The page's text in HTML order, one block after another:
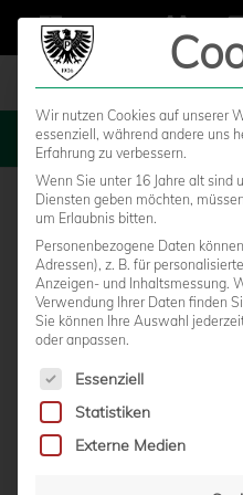
TRAILER: DAS
Wir nutzen Cookies auf unserer
essenziell, während andere uns
Erfahrung zu verbessern.
Wenn Sie unter 16 Jahre alt sind
Diensten geben möchten,
um Erlaubnis bitten.
Personenbezogene Daten
Adressen), z. B. für
Anzeigen- und Inhaltsmessung.
Verwendung Ihrer Daten finden
Sie können Ihre Auswahl
oder anpassen.
Es folgt eine Liste der
Essenziell
Statistiken
Externe Medien